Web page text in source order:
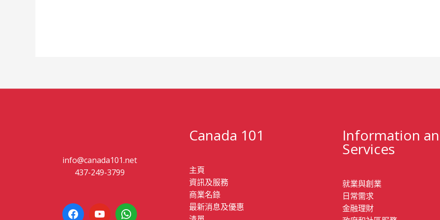
info@canada101.net
437-249-3799
Canada 101
主頁
資訊及服務
商業名錄
最新消息及優惠
Information
Services
就業與創業
日常需求
金融理財